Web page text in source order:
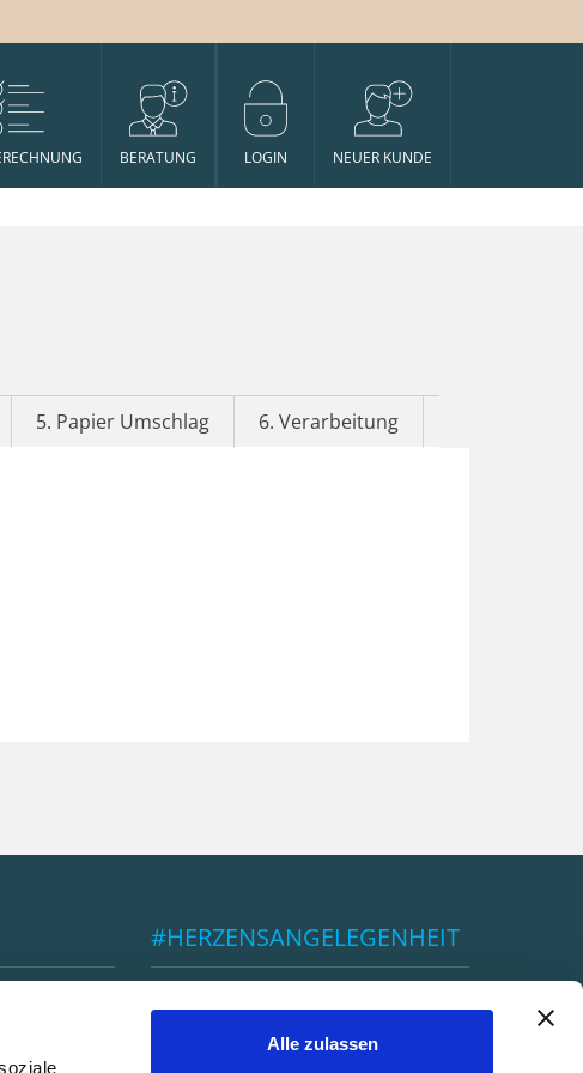
Alle zulassen
BERATUNG LOGIN NEUER KUNDE
5. Papier Umschlag 6. Verarbeitung
#HERZENSANGELEGENHEIT